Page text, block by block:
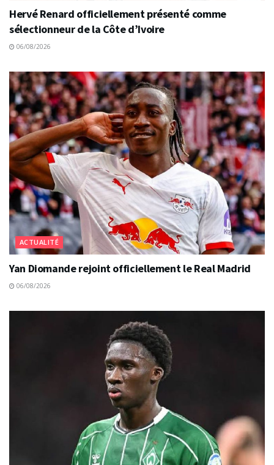
Hervé Renard officiellement présenté comme
sélectionneur de la Côte d’Ivoire
06/08/2026
ACTUALITÉ
Yan Diomande rejoint officiellement le Real Madrid
06/08/2026